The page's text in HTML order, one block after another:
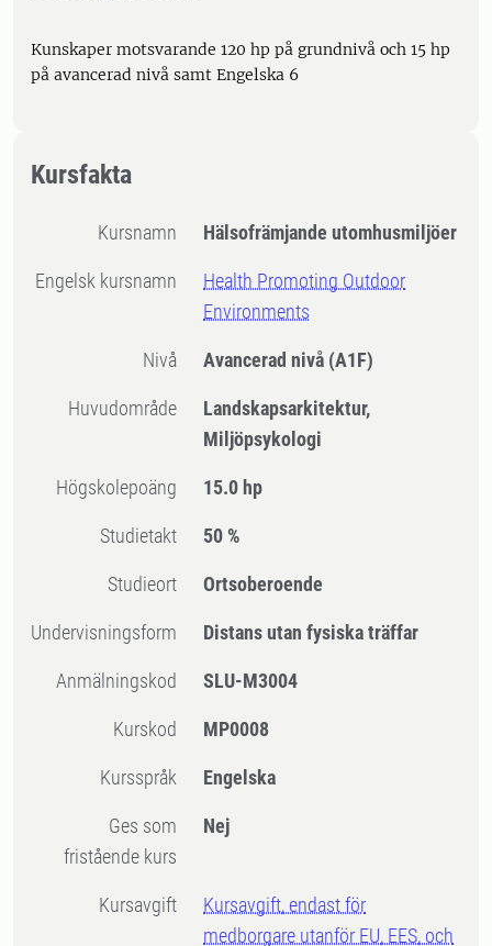
Kunskaper motsvarande 120 hp på grundnivå och 15 hp
på avancerad nivå samt Engelska 6
Kursfakta
Kursnamn Hälsofrämjande utomhusmiljöer
Engelsk kursnamn
Health Promoting Outdoor
Environments
Nivå Avancerad nivå (A1F)
Huvudområde
Landskapsarkitektur,
Miljöpsykologi
högskolepoäng 15.0 hp
Studietakt 50 %
Studieort Ortsoberoende
Undervisningsform Distans utan fysiska träffar
Anmälningskod SLU-M3004
Kurskod MP0008
Kursspråk Engelska
Ges som
fristående kurs
Nej
Kursavgift
Kursavgift, endast för
medborgare utanför EU, EES, och